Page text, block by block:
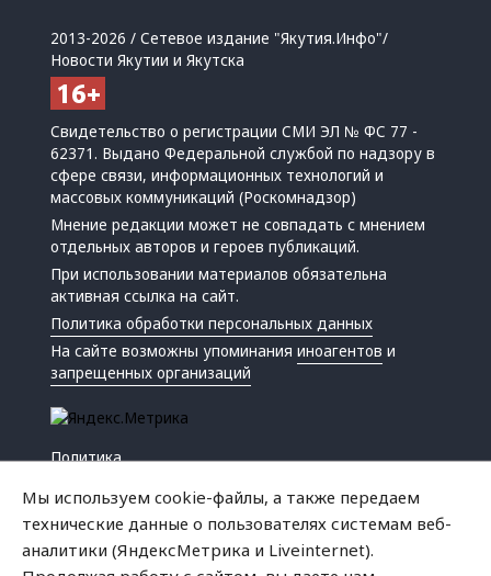
2013-2026 / Сетевое издание "Якутия.Инфо"/
Новости Якутии и Якутска
Свидетельство о регистрации СМИ ЭЛ № ФС 77 -
62371. Выдано Федеральной службой по надзору в
сфере связи, информационных технологий и
массовых коммуникаций (Роскомнадзор)
Мнение редакции может не совпадать с мнением
отдельных авторов и героев публикаций.
При использовании материалов обязательна
активная ссылка на сайт.
Политика обработки персональных данных
На сайте возможны упоминанияиноагентов и
запрещенных организаций
Политика
Мы используем cookie-файлы, а также передаем
технические данные о пользователях системам веб-
аналитики (ЯндексМетрика и Liveinternet).